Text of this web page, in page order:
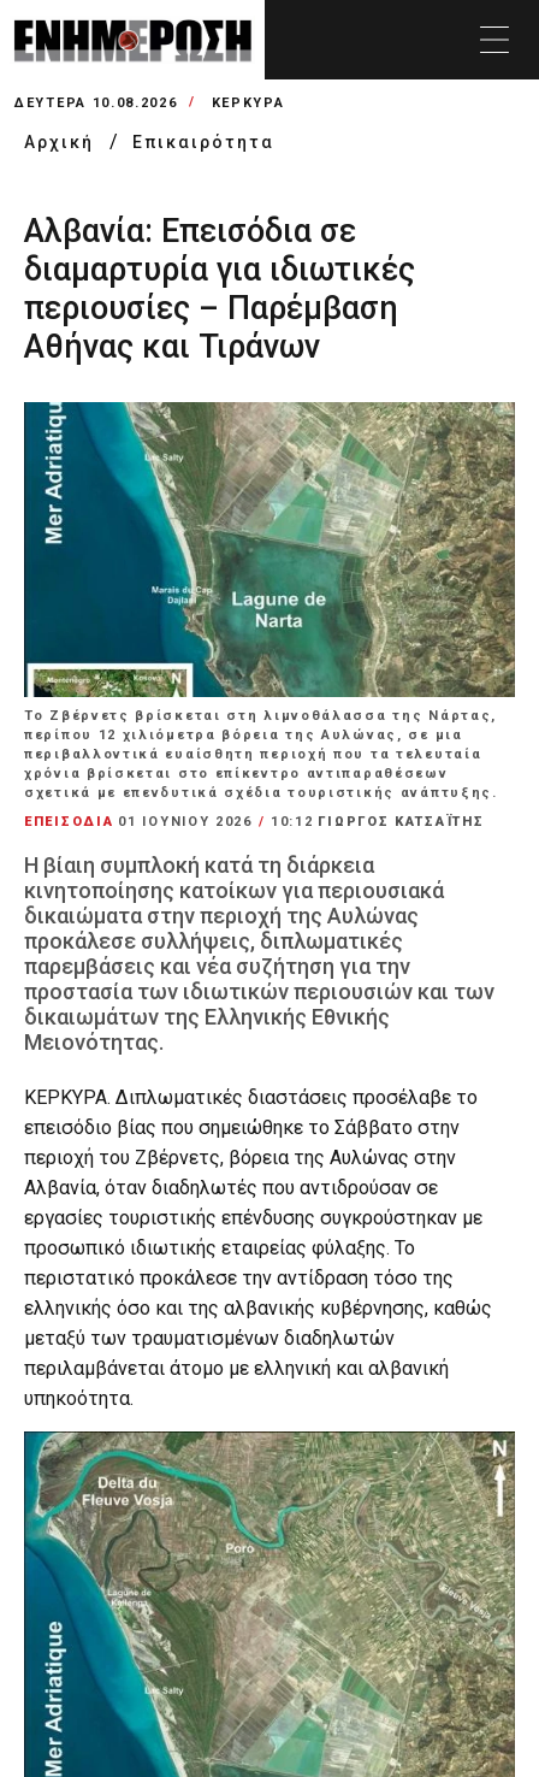
ΔΕΥΤΈΡΑ 10.08.2026 ΚΕΡΚΥΡΑ
Αρχική Επικαιρότητα
Αλβανία: Επεισόδια σε
διαμαρτυρία για ιδιωτικές
περιουσίες – Παρέμβαση
Αθήνας και Τιράνων
Το Ζβέρνετς βρίσκεται στη λιμνοθάλασσα της Νάρτας,
περίπου 12 χιλιόμετρα βόρεια της Αυλώνας, σε μια
περιβαλλοντικά ευαίσθητη περιοχή που τα τελευταία
χρόνια βρίσκεται στο επίκεντρο αντιπαραθέσεων
σχετικά με επενδυτικά σχέδια τουριστικής ανάπτυξης.
ΕΠΕΙΣΟΔΙΑ 01 ΙΟΥΝΊΟΥ 2026 / 10:12 ΓΙΩΡΓΟΣ ΚΑΤΣΑΪΤΗΣ
Η βίαιη συμπλοκή κατά τη διάρκεια
κινητοποίησης κατοίκων για περιουσιακά
δικαιώματα στην περιοχή της Αυλώνας
προκάλεσε συλλήψεις, διπλωματικές
παρεμβάσεις και νέα συζήτηση για την
προστασία των ιδιωτικών περιουσιών και των
δικαιωμάτων της Ελληνικής Εθνικής
Μειονότητας.
ΚΕΡΚΥΡΑ. Διπλωματικές διαστάσεις προσέλαβε το
επεισόδιο βίας που σημειώθηκε το Σάββατο στην
περιοχή του Ζβέρνετς, βόρεια της Αυλώνας στην
Αλβανία, όταν διαδηλωτές που αντιδρούσαν σε
εργασίες τουριστικής επένδυσης συγκρούστηκαν με
προσωπικό ιδιωτικής εταιρείας φύλαξης. Το
περιστατικό προκάλεσε την αντίδραση τόσο της
ελληνικής όσο και της αλβανικής κυβέρνησης, καθώς
μεταξύ των τραυματισμένων διαδηλωτών
περιλαμβάνεται άτομο με ελληνική και αλβανική
υπηκοότητα.